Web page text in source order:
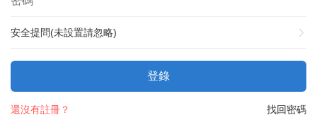
安全提問(未設置請忽略)
登錄
找回密碼
還沒有註冊？